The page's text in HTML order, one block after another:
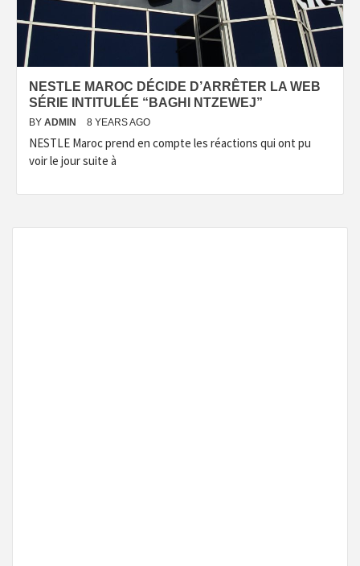
NESTLE MAROC DÉCIDE D’ARRÊTER LA WEB
SÉRIE INTITULÉE “BAGHI NTZEWEJ”
BY ADMIN 8 YEARS AGO
NESTLE Maroc prend en compte les réactions qui ont pu
voir le jour suite à